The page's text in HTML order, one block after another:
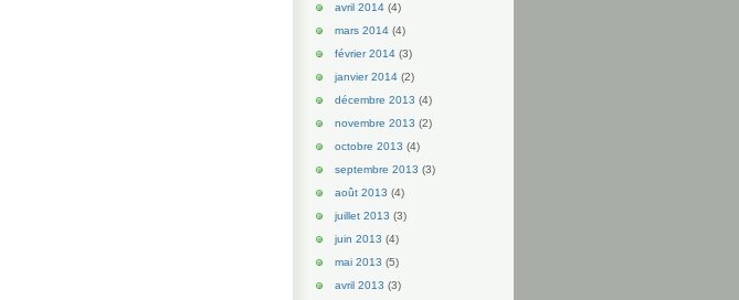
avril 2014 (4)
mars 2014 (4)
février 2014 (3)
janvier 2014 (2)
décembre 2013 (4)
novembre 2013 (2)
octobre 2013 (4)
septembre 2013 (3)
août 2013 (4)
juillet 2013 (3)
juin 2013 (4)
mai 2013 (5)
avril 2013 (3)